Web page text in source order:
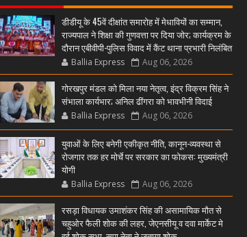
डीडीयू के 45वें दीक्षांत समारोह में मेधावियों का सम्मान,
राज्यपाल ने शिक्षा की गुणवत्ता पर दिया जोर; कार्यक्रम के
दौरान एबीवीपी-पुलिस विवाद में कैंट थाना प्रभारी निलंबित
Ballia Express Aug 06, 2026
गोरखपुर मंडल को मिला नया नेतृत्व, इंद्र विक्रम सिंह ने
संभाला कार्यभार; अनिल ढींगरा को भावभीनी विदाई
Ballia Express Aug 06, 2026
युवाओं के लिए बनेगी एकीकृत नीति, कानून-व्यवस्था से
रोजगार तक हर मोर्चे पर सरकार का फोकस: मुख्यमंत्री
योगी
Ballia Express Aug 06, 2026
रसड़ा विधायक उमाशंकर सिंह की असामायिक मौत से
चहुओर फैली शोक की लहर, जेएनसीयू व दवा मार्केट मे